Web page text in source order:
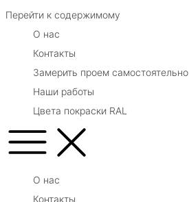
Перейти к содержимому
О нас
Контакты
Замерить проем самостоятельно
Наши работы
Цвета покраски RAL
О нас
Контакты